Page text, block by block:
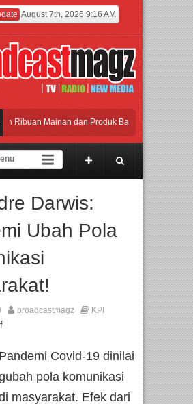
August 7th, 2026 9:16 AM
Mainan dan Produk Bayi dari Seluruh Dunia,
Bisnis Industri Gifts dan Housewares Asia
Semangat Lokal, BIRKENSTOCK INDONESIA
Mainan dan Produk Bayi dari Seluruh Dunia,
Darwis:
Ubah Pola
broadcastmagz KPI
Covid-19 dinilai
pola komunikasi
masyarakat. Efek dari